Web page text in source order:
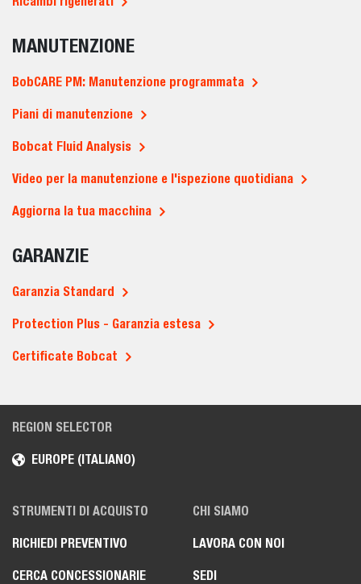
MANUTENZIONE
BobCARE PM: Manutenzione programmata
Piani di manutenzione
Bobcat Fluid Analysis
Video per la manutenzione e l'ispezione quotidiana
Aggiorna la tua macchina
GARANZIE
Garanzia Standard
Protection Plus - Garanzia estesa
Certificate Bobcat
REGION SELECTOR
EUROPE (ITALIANO)
STRUMENTI DI ACQUISTO
RICHIEDI PREVENTIVO
CERCA CONCESSIONARIE
CHI SIAMO
LAVORA CON NOI
SEDI